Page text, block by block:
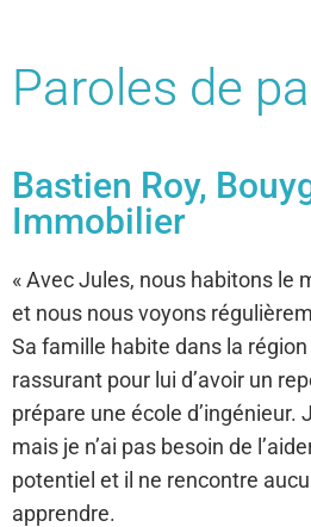
Paroles de
Bastien Roy,
Immobilier
« Avec Jules, nous habitons le
et nous nous voyons
Sa famille habite dans la région
rassurant pour lui d’avoir un
prépare une école d’ingénieur.
mais je n’ai pas besoin de
potentiel et il ne rencontre
apprendre.